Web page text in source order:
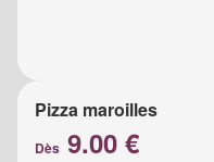
Pizza maroilles
Dès 9.00 €